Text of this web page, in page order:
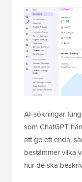
AI-sökningar
som ChatGPT
att ge ett enda,
bestämmer vilka
hur de ska